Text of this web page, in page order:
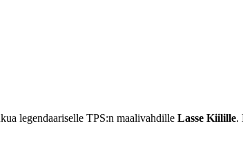
legendaariselle TPS:n maalivahdille Lasse Kiilille.